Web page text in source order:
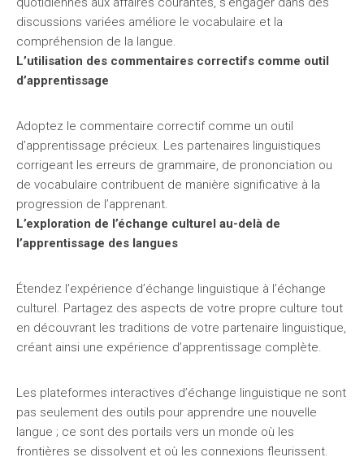
discussions variées améliore le vocabulaire et la
compréhension de la langue.
L’utilisation des commentaires correctifs comme outil
d’apprentissage
Adoptez le commentaire correctif comme un outil
d’apprentissage précieux. Les partenaires linguistiques
corrigeant les erreurs de grammaire, de prononciation ou
de vocabulaire contribuent de manière significative à la
progression de l’apprenant.
L’exploration de l’échange culturel au-delà de
l’apprentissage des langues
Étendez l’expérience d’échange linguistique à l’échange
culturel. Partagez des aspects de votre propre culture tout
en découvrant les traditions de votre partenaire linguistique,
créant ainsi une expérience d’apprentissage complète.
Les plateformes interactives d’échange linguistique ne sont
pas seulement des outils pour apprendre une nouvelle
langue ; ce sont des portails vers un monde où les
frontières se dissolvent et où les connexions fleurissent.